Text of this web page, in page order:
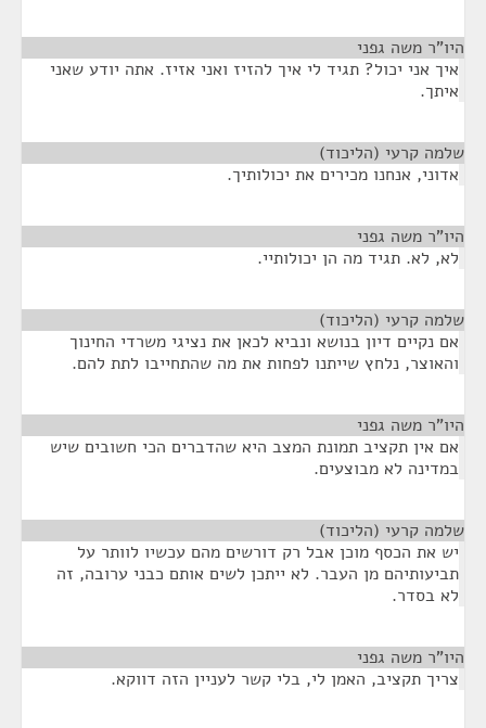
היו"ר משה גפני
איך אני יכול? תגיד לי איך להזיז ואני אזיז. אתה יודע שאני
איתך.
שלמה קרעי (הליכוד)
אדוני, אנחנו מכירים את יכולותיך.
היו"ר משה גפני
לא, לא. תגיד מה הן יכולותיי.
שלמה קרעי (הליכוד)
אם נקיים דיון בנושא ונביא לכאן את נציגי משרדי החינוך
והאוצר, נלחץ שייתנו לפחות את מה שהתחייבו לתת להם.
היו"ר משה גפני
אם אין תקציב תמונת המצב היא שהדברים הכי חשובים שיש
במדינה לא מבוצעים.
שלמה קרעי (הליכוד)
יש את הכסף מוכן אבל רק דורשים מהם עכשיו לוותר על
תביעותיהם מן העבר. לא ייתכן לשים אותם כבני ערובה, זה
לא בסדר.
היו"ר משה גפני
צריך תקציב, האמן לי, בלי קשר לעניין הזה דווקא.